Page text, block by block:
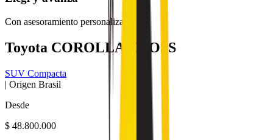
Con asesoramiento personalizado
Toyota COROLLA CROSS
SUV Compacta
| Origen Brasil
Desde
$ 48.800.000